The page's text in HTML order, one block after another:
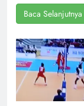
Baca Selanjutnya